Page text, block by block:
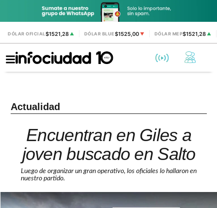
DÓLAR OFICIAL$1521,28 ▲ DÓLAR BLUE$1525,00 ▼ DÓLAR MEP$1521,28▲
Actualidad
Encuentran en Giles a
joven buscado en Salto
Luego de organizar un gran operativo, los oficiales lo hallaron en
nuestro partido.